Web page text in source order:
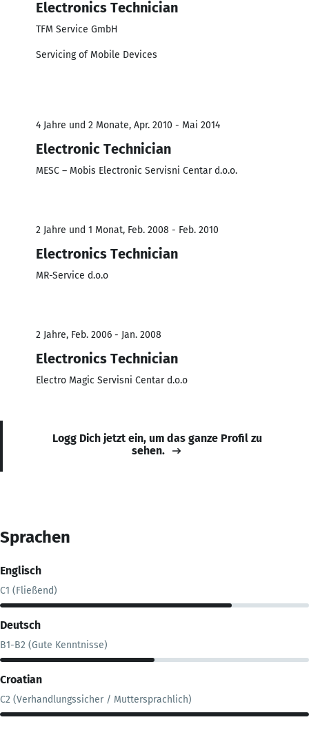
Electronics Technician
TFM Service GmbH
Servicing of Mobile Devices
4 Jahre und 2 Monate, Apr. 2010 - Mai 2014
Electronic Technician
MESC – Mobis Electronic Servisni Centar d.o.o.
2 Jahre und 1 Monat, Feb. 2008 - Feb. 2010
Electronics Technician
MR-Service d.o.o
2 Jahre, Feb. 2006 - Jan. 2008
Electronics Technician
Electro Magic Servisni Centar d.o.o
Logg Dich jetzt ein, um das ganze Profil zu
sehen.
Sprachen
Englisch
C1 (Fließend)
Deutsch
B1-B2 (Gute Kenntnisse)
Croatian
C2 (Verhandlungssicher / Muttersprachlich)